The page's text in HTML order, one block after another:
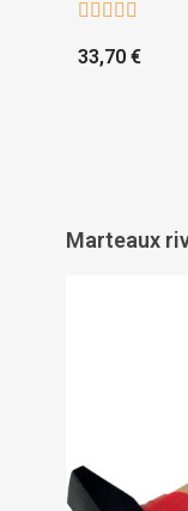
    
33,70 €